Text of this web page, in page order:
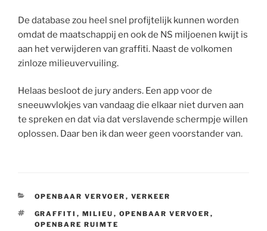
De database zou heel snel profijtelijk kunnen worden
omdat de maatschappij en ook de NS miljoenen kwijt is
aan het verwijderen van graffiti. Naast de volkomen
zinloze milieuvervuiling.
Helaas besloot de jury anders. Een app voor de
sneeuwvlokjes van vandaag die elkaar niet durven aan
te spreken en dat via dat verslavende schermpje willen
oplossen. Daar ben ik dan weer geen voorstander van.
CATEGORIEËN
OPENBAAR VERVOER , VERKEER
TAGS
GRAFFITI , MILIEU , OPENBAAR VERVOER ,
OPENBARE RUIMTE